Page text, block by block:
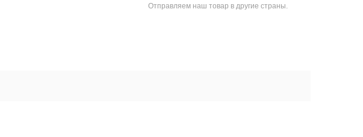
Отправляем наш товар в другие страны.